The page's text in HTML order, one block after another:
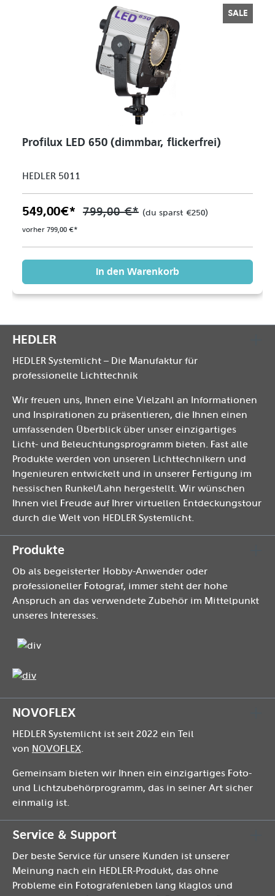
SALE
Profilux LED 650 (dimmbar, flickerfrei)
HEDLER 5011
549,00 €* 799,00 €* (du sparst €250)
vorher 799,00 €*
In den Warenkorb
HEDLER
HEDLER Systemlicht – Die Manufaktur für
professionelle Lichttechnik
Wir freuen uns, Ihnen eine Vielzahl an Informationen
und Inspirationen zu präsentieren, die Ihnen einen
umfassenden Überblick über unser einzigartiges
Licht- und Beleuchtungsprogramm bieten. Fast alle
Produkte werden von unseren Lichttechnikern und
Ingenieuren entwickelt und in unserer Fertigung im
hessischen Runkel/Lahn hergestellt. Wir wünschen
Ihnen viel Freude auf Ihrer virtuellen Entdeckungstour
durch die Welt von HEDLER Systemlicht.
Produkte
Ob als begeisterter Hobby-Anwender oder
professioneller Fotograf, immer steht der hohe
Anspruch an das verwendete Zubehör im Mittelpunkt
unseres Interesses.
NOVOFLEX
HEDLER Systemlicht ist seit 2022 ein Teil
von NOVOFLEX.
Gemeinsam bieten wir Ihnen ein einzigartiges Foto-
und Lichtzubehörprogramm, das in seiner Art sicher
einmalig ist.
Service & Support
Der beste Service für unsere Kunden ist unserer
Meinung nach ein HEDLER-Produkt, das ohne
Probleme ein Fotografenleben lang klaglos und